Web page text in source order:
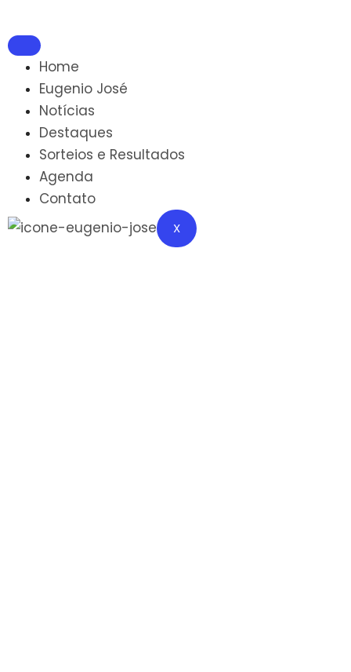
Home
Eugenio José
Notícias
Destaques
Sorteios e Resultados
Agenda
Contato
X